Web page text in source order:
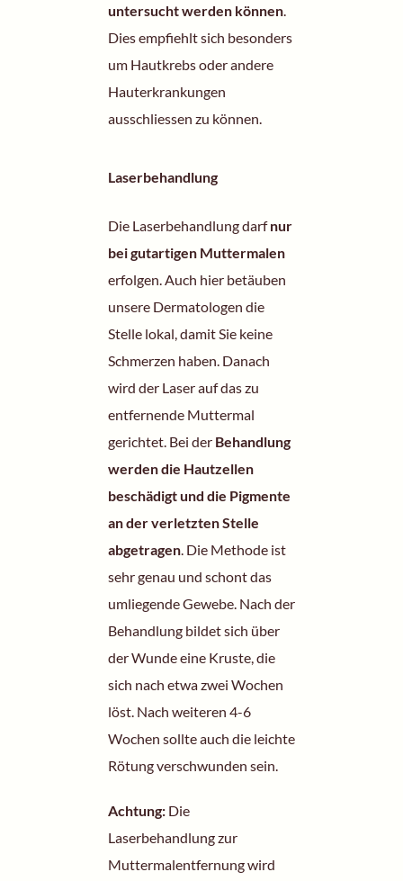
untersucht werden können.
Dies empfiehlt sich besonders
um Hautkrebsoder andere
Hauterkrankungen
ausschliessen zu können.
Laserbehandlung
Die Laserbehandlungdarfnur
bei gutartigen Muttermalen
erfolgen. Auch hier betäuben
unsere Dermatologen die
Stelle lokal, damit Sie keine
Schmerzen haben. Danach
wird der Laser auf das zu
entfernende Muttermal
gerichtet. Bei der Behandlung
werden die Hautzellen
beschädigt und die Pigmente
an der verletzten Stelle
abgetragen. Die Methode ist
sehr genau und schont das
umliegende Gewebe. Nach der
Behandlung bildet sich über
der Wunde eine Kruste, die
sich nach etwa zwei Wochen
löst. Nach weiteren 4-6
Wochen sollte auch die leichte
Rötung verschwunden sein.
Achtung:Die
Laserbehandlung zur
Muttermalentfernung wird